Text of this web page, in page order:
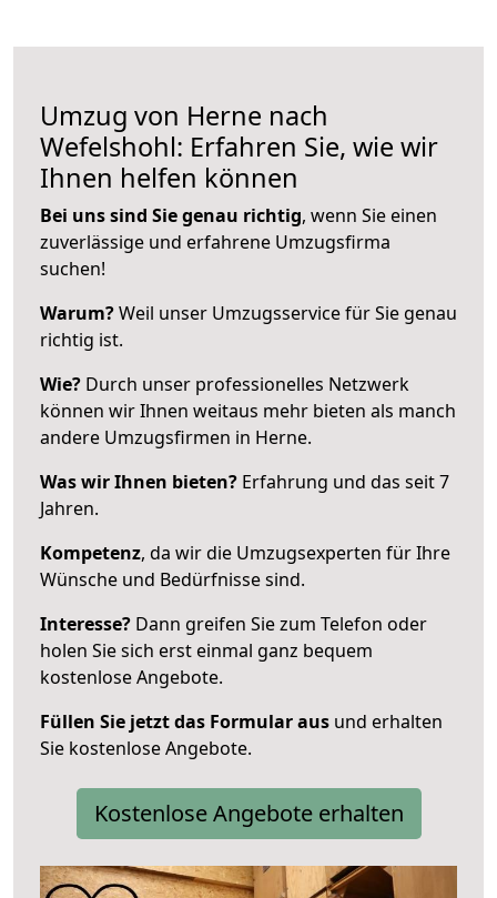
Umzug von Herne nach
Wefelshohl: Erfahren Sie, wie wir
Ihnen helfen können
Bei uns sind Sie genau richtig, wenn Sie einen
zuverlässige und erfahrene Umzugsfirma
suchen!
Warum?Weil unser Umzugsservice für Sie genau
richtig ist.
Wie? Durch unser professionelles Netzwerk
können wir Ihnen weitaus mehr bieten als manch
andere Umzugsfirmen in Herne.
Was wir Ihnen bieten? Erfahrung und das seit 7
Jahren.
Kompetenz, da wir die Umzugsexperten für Ihre
Wünsche und Bedürfnisse sind.
Interesse? Dann greifen Sie zum Telefon oder
holen Sie sich erst einmal ganz bequem
kostenlose Angebote.
Füllen Sie jetzt das Formular aus und erhalten
Sie kostenlose Angebote.
Kostenlose Angebote erhalten